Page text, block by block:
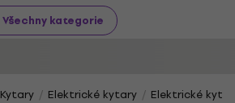
Všechny kategorie
Kytary Elektrické kytary Elektrické